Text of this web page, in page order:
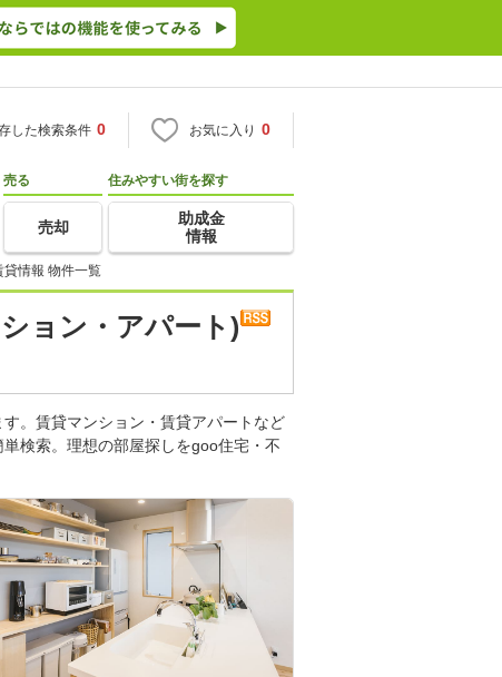
した検索条件 0 お気に入り 0
売る
売却
住みやすい街を探す
助成金
情報
情報 物件一覧
ョン・アパート)
。賃貸マンション・賃貸アパートなど
検索。理想の部屋探しをgoo住宅・不